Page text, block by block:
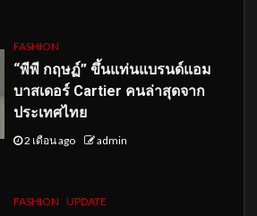
FASHION
“พีพี กฤษฏ์” ขึ้นแท่นแบรนด์แอม
บาสเดอร์ Cartier คนล่าสุดจาก
ประเทศไทย
2 เดือน ago admin
FASHION UPDATE